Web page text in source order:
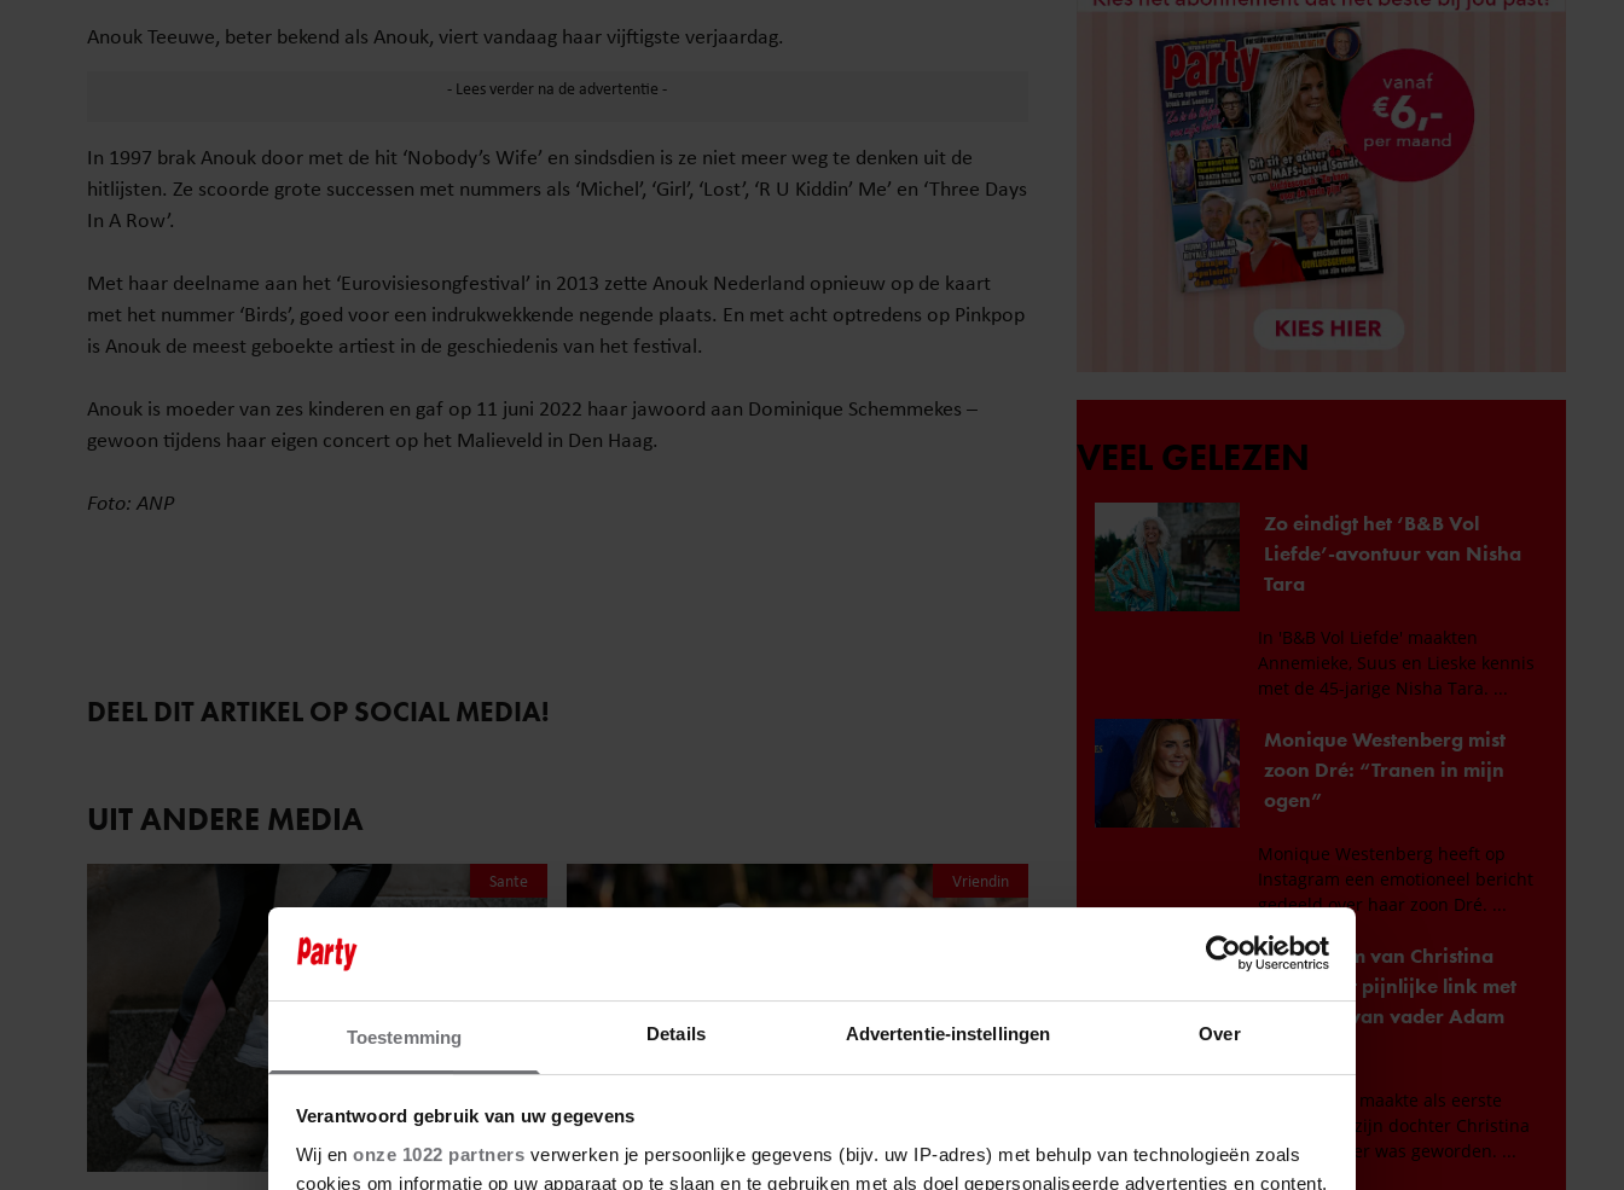
Toestemming Details Advertentie-instellingen Over
Verantwoord gebruik van uw gegevens
Wij en onze 1022 partners verwerken je persoonlijke gegevens (bijv. uw IP-adres) met behulp van technologieën zoals
cookies om informatie op uw apparaat op te slaan en te gebruiken met als doel gepersonaliseerde advertenties en content,
Anouk Teeuwe, beter bekend als Anouk, viert vandaag haar vijftigste verjaardag.
In 1997 brak Anouk door met de hit ‘Nobody’s Wife’ en sindsdien is ze niet meer weg te denken uit de
hitlijsten. Ze scoorde grote successen met nummers als ‘Michel’, ‘Girl’, ‘Lost’, ‘R U Kiddin’ Me’ en ‘Three Days
In A Row’.
Met haar deelname aan het ‘Eurovisiesongfestival’ in 2013 zette Anouk Nederland opnieuw op de kaart
met het nummer ‘Birds’, goed voor een indrukwekkende negende plaats. En met acht optredens op Pinkpop
is Anouk de meest geboekte artiest in de geschiedenis van het festival.
Anouk is moeder van zes kinderen en gaf op 11 juni 2022 haar jawoord aan Dominique Schemmekes –
gewoon tijdens haar eigen concert op het Malieveld in Den Haag.
Foto: ANP
DEEL DIT ARTIKEL OP SOCIAL MEDIA!
UIT ANDERE MEDIA
Sante Vriendin